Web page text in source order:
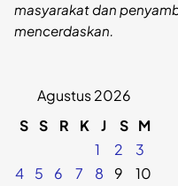
masyarakat dan
mencerdaskan.
Agustus 2026
S S R K J S M
1
2
3
4
5 6 7 8 9
10